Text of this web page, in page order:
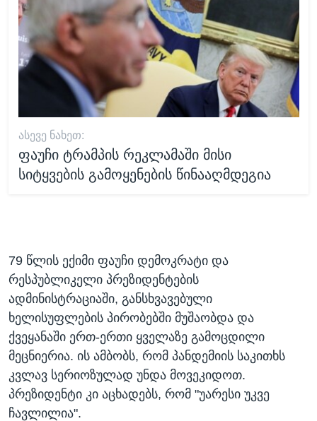
ᲐᲡᲔᲕᲔ ᲜᲐᲮᲔᲗ:
ფაუჩი ტრამპის რეკლამაში მისი
სიტყვების გამოყენების წინააღმდეგია
79 წლის ექიმი ფაუჩი დემოკრატი და
რესპუბლიკელი პრეზიდენტების
ადმინისტრაციაში, განსხვავებული
ხელისუფლების პირობებში მუშაობდა და
ქვეყანაში ერთ-ერთი ყველაზე გამოცდილი
მეცნიერია. ის ამბობს, რომ პანდემიის საკითხს
კვლავ სერიოზულად უნდა მოვეკიდოთ.
პრეზიდენტი კი აცხადებს, რომ "უარესი უკვე
ჩავლილია".